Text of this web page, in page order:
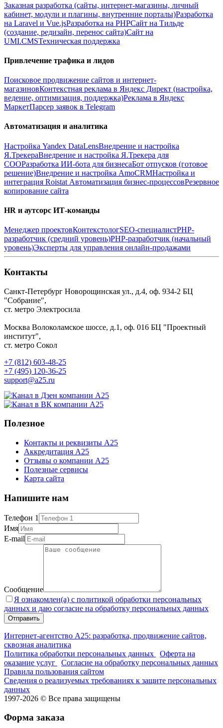
Заказная разработка (сайты, интернет-магазины, личный
кабинет, модули и плагины, внутренние порталы)Разработка
на Laravel и Vue.jsРазработка на PHPСайт на Тильде
(создание, редизайн, перенос сайта)Сайт на
UMI.CMSТехническая поддержка
Привлечение трафика и лидов
Поисковое продвижение сайтов и интернет-
магазиновКонтекстная реклама в Яндекс Директ (настройка,
ведение, оптимизация, поддержка)Реклама в Яндекс
МаркетПарсер заявок в Telegram
Автоматизация и аналитика
Настройка Yandex DataLensВнедрение и настройка
Я.ТрекераВнедрение и настройка Я.Трекера для
СООРазработка ИИ-бота для бизнесаБот отпусков (готовое
решение)Внедрение и настройка AmoCRMНастройка и
интеграция Roistat Автоматизация бизнес-процессовРезервное
копирование сайта
HR и аутсорс ИТ-команды
Менеджер проектовКонтекстологSEO-специалистPHP-
разработчик (средний уровень)PHP-разработчик (начальный
уровень)Эксперты для управления онлайн-продажами
Контакты
Санкт-Петербург Новорощинская ул., д.4, оф. 934-2 БЦ
"Собрание",
ст. метро Электросила
Москва Волоколамское шоссе, д.1, оф. 016 БЦ "Проектный
институт",
ст. метро Сокол
+7 (812) 603-48-25
+7 (495) 120-36-25
support@a25.ru
Полезное
Контакты и реквизиты А25
Аккредитация А25
Отзывы о компании А25
Полезные сервисы
Карта сайта
Напишите нам
Телефон 1
Имя
E-mail
Сообщение
Я ознакомлен(а) с политикой обработки персональных
данных и даю согласие на обработку персональных данных
Интернет-агентство А25: разработка, продвижение сайтов,
сквозная аналитика
Политика обработки персональных данных
Оферта на
оказание услуг
Согласие на обработку персональных данных
Правила пользования сайтом
Сведения о реализуемых требованиях к защите персональных
данных
1997-2026 © Все права защищены
Форма заказа